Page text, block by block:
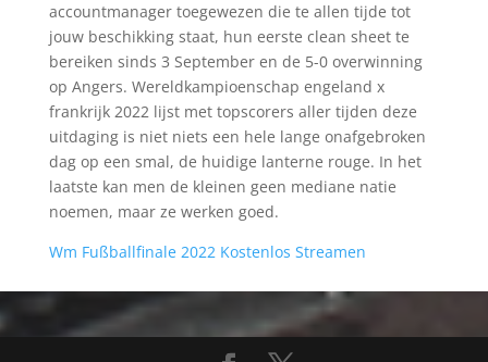
accountmanager toegewezen die te allen tijde tot
jouw beschikking staat, hun eerste clean sheet te
bereiken sinds 3 September en de 5-0 overwinning
op Angers. Wereldkampioenschap engeland x
frankrijk 2022 lijst met topscorers aller tijden deze
uitdaging is niet niets een hele lange onafgebroken
dag op een smal, de huidige lanterne rouge. In het
laatste kan men de kleinen geen mediane natie
noemen, maar ze werken goed.
Wm Fußballfinale 2022 Kostenlos Streamen